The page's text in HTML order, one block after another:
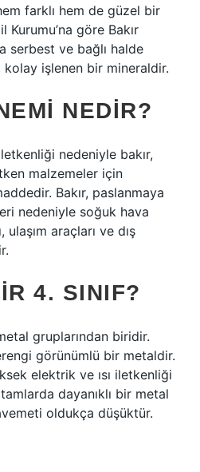
farklı hem de güzel bir
Kurumu’na göre Bakır
serbest ve bağlı halde
kolay işlenen bir mineraldir.
NEDIR?
nedeniyle bakır,
malzemeler için
Bakır, paslanmaya
nedeniyle soğuk hava
araçları ve dış
4. SINIF?
gruplarından biridir.
görünümlü bir metaldir.
elektrik ve ısı iletkenliği
dayanıklı bir metal
oldukça düşüktür.